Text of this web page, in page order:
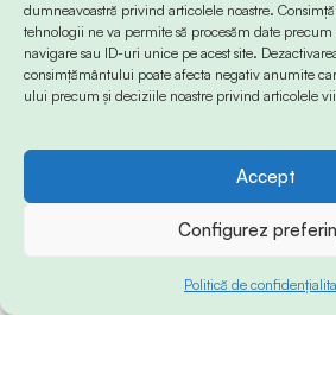
dumneavoastră privind articolele noastre.
tehnologii ne va permite să procesăm date
navigare sau ID-uri unice pe acest site.
consimțământului poate afecta negativ anumite
ului precum și deciziile noastre privind articolele
Accept
Configurez
Politică de
Bulevardul Tomis, pietonal
pentru al doilea weekend la